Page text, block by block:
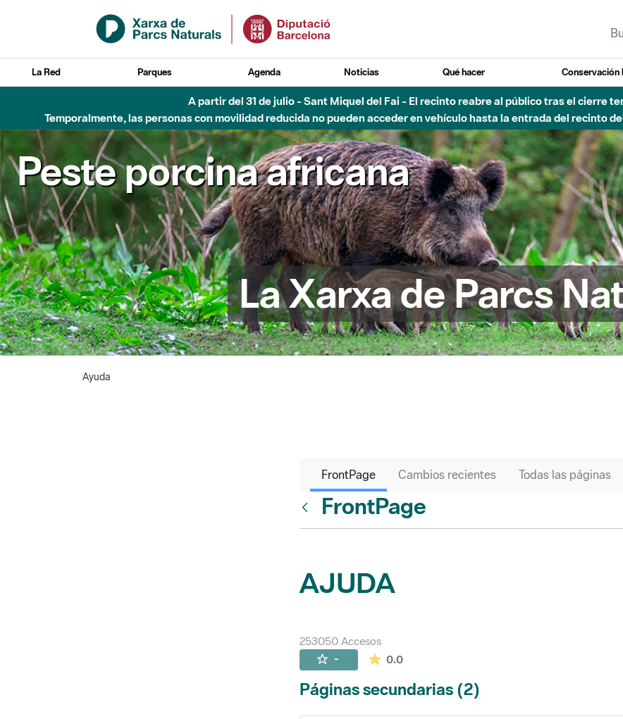
Saltar al contenido principal
La Red Parques Agenda Noticias Qué hacer
A partir del 31 de julio - Sant Miquel del Fai - El recinto reabre al público tras el cierre
Temporalmente, las personas con movilidad reducida no pueden acceder en vehículo hasta la entrada del recinto
Peste porcina africana
La Xarxa de Parcs
Ayuda
FrontPage Cambios recientes Todas las páginas
FrontPage
AJUDA
253050 Accesos
- 0.0La valoración media es de 0 estrellas de 5.
Páginas secundarias (2)